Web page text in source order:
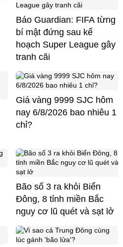
Báo Guardian: FIFA từng
bí mật đứng sau kế
hoạch Super League gây
tranh cãi
Giá vàng 9999 SJC hôm
nay 6/8/2026 bao nhiêu 1
chỉ?
Bão số 3 ra khỏi Biển
Đông, 8 tỉnh miền Bắc
nguy cơ lũ quét và sạt lở